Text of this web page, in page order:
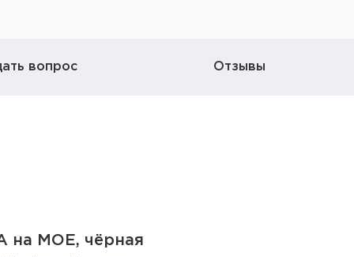
вопрос Отзывы
на MOE, чёрная